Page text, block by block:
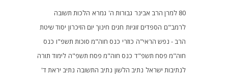
80 למרן הרב אבינר גבורות ה' גמרא הלכות תשובה
לרמב"ם הספדים זוגיות חגים חינוך יום הזיכרון יסוד שיטת
הרב - נפש הראי"ה כוזרי כנס חוה"מ סוכות תשפ"ו כנס
חוה"מ פסח תשפ"ד כנס חוה"מ פסח תשפ"ה לימוד תורה
לנתיבות ישראל נתיב הלשון נתיב התשובה נתיב יראת ד'